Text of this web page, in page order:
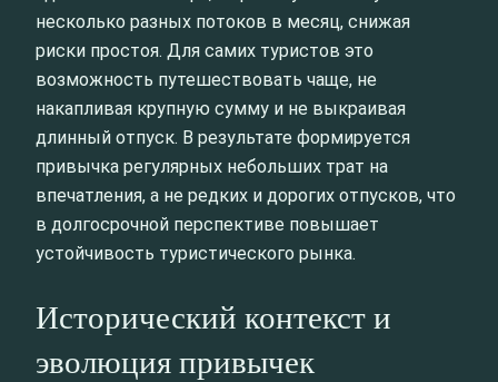
несколько разных потоков в месяц, снижая
риски простоя. Для самих туристов это
возможность путешествовать чаще, не
накапливая крупную сумму и не выкраивая
длинный отпуск. В результате формируется
привычка регулярных небольших трат на
впечатления, а не редких и дорогих отпусков, что
в долгосрочной перспективе повышает
устойчивость туристического рынка.
Исторический контекст и
эволюция привычек